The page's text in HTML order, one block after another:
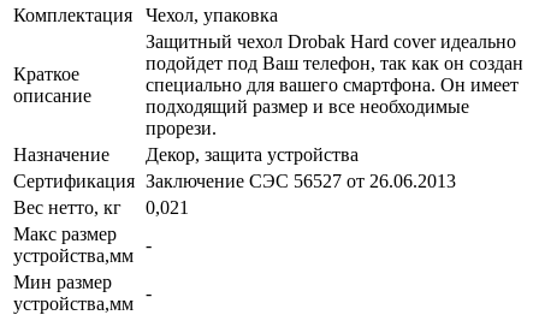
Комплектация
Чехол, упаковка
Краткое
описание
Защитный чехол Drobak Hard cover идеально
подойдет под Ваш телефон, так как он создан
специально для вашего смартфона. Он имеет
подходящий размер и все необходимые
прорези.
Назначение
Декор, защита устройства
Сертификация Заключение СЭС 56527 от 26.06.2013
Вес нетто, кг
0,021
Макс размер
устройства,мм
-
Мин размер
устройства,мм
-